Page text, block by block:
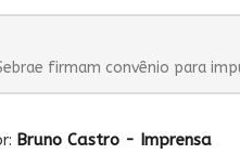
firmam convênio para
Bruno Castro - Imprensa